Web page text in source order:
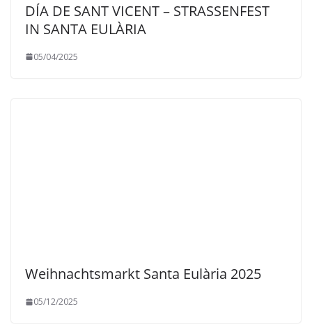
DÍA DE SANT VICENT – STRASSENFEST
IN SANTA EULÀRIA
05/04/2025
Weihnachtsmarkt Santa Eulària 2025
05/12/2025